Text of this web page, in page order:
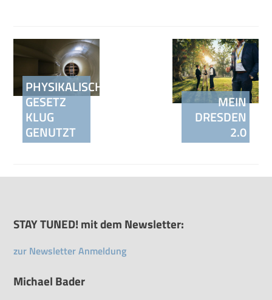
Beitragsnavigation
PHYSIKALISCHES
GESETZ
KLUG
GENUTZT
MEIN
DRESDEN
2.0
STAY TUNED! mit dem Newsletter:
zur Newsletter Anmeldung
Michael Bader